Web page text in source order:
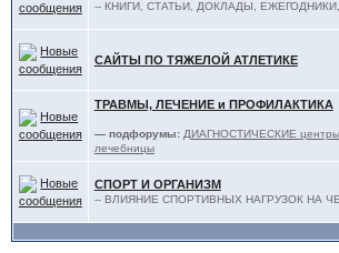
-- КНИГИ, СТАТЬИ, ДОКЛАДЫ, ЕЖЕГОДНИКИ,
САЙТЫ ПО ТЯЖЕЛОЙ АТЛЕТИКЕ
ТРАВМЫ, ЛЕЧЕНИЕ и ПРОФИЛАКТИКА
— подфорумы: ДИАГНОСТИЧЕСКИЕ центры
лечебницы
СПОРТ И ОРГАНИЗМ
-- ВЛИЯНИЕ СПОРТИВНЫХ НАГРУЗОК НА